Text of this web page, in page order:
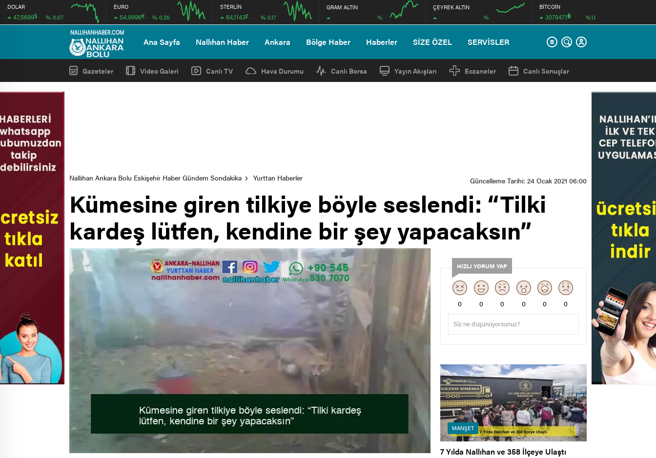
DOLAR
47,5699$ % 0.07
12:00 16:00
EURO
54,9996€ % 0.26
STERLİN
64,1143£ % 0.17
GRAM ALTIN
%
ÇEYREK ALTIN
%
BİTCOİN
3079471฿ %1.1
Ana Sayfa Nallıhan Haber Ankara Bölge Haber Haberler SİZE ÖZEL SERVİSLER
Gazeteler Video Galeri Canlı TV Hava Durumu Canlı Borsa Yayın Akışları Eczaneler Canlı Sonuçlar
Nallıhan Ankara Bolu Eskişehir Haber Gündem Sondakika Yurttan Haberler Güncelleme Tarihi: 24 Ocak 2021 06:00
Kümesine giren tilkiye böyle seslendi: “Tilki
kardeş lütfen, kendine bir şey yapacaksın”
HIZLI YORUM YAP
0 0 0 0 0 0
MANŞET
7 Yılda Nallıhan ve 358 İlçeye Ulaştı